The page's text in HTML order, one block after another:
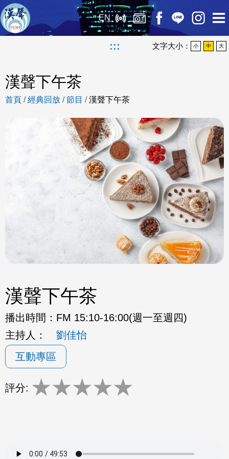
EN
::: 文字大小： 小 中 大
漢聲下午茶
首頁 /經典回放 /節目 /漢聲下午茶
漢聲下午茶
播出時間： FM 15:10-16:00(週一至週四)
主持人：
劉佳怡
互動專區
評分: ★★★★★